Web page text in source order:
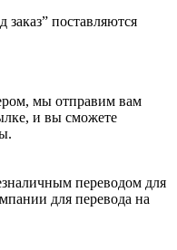
заказ” поставляются
мы отправим вам
и вы сможете
переводом для
для перевода на